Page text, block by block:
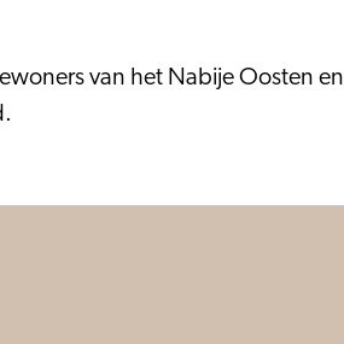
van het Nabije Oosten en